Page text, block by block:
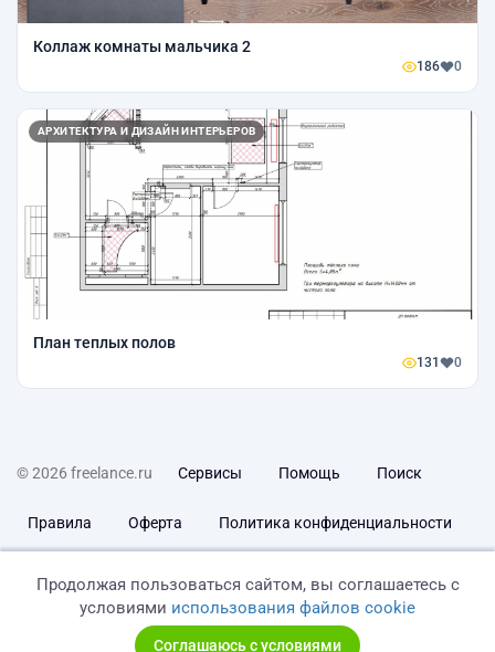
Коллаж комнаты мальчика 2
186 0
АРХИТЕКТУРА И ДИЗАЙН ИНТЕРЬЕРОВ
План теплых полов
131 0
© 2026 freelance.ru Сервисы Помощь Поиск
Правила Оферта Политика конфиденциальности
Продолжая пользоваться сайтом, вы соглашаетесь с
условиями использования файлов cookie
Соглашаюсь с условиями